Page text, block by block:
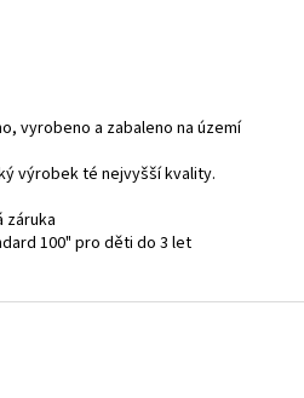
vyrobeno a zabaleno na území
výrobek té nejvyšší kvality.
záruka
100" pro děti do 3 let